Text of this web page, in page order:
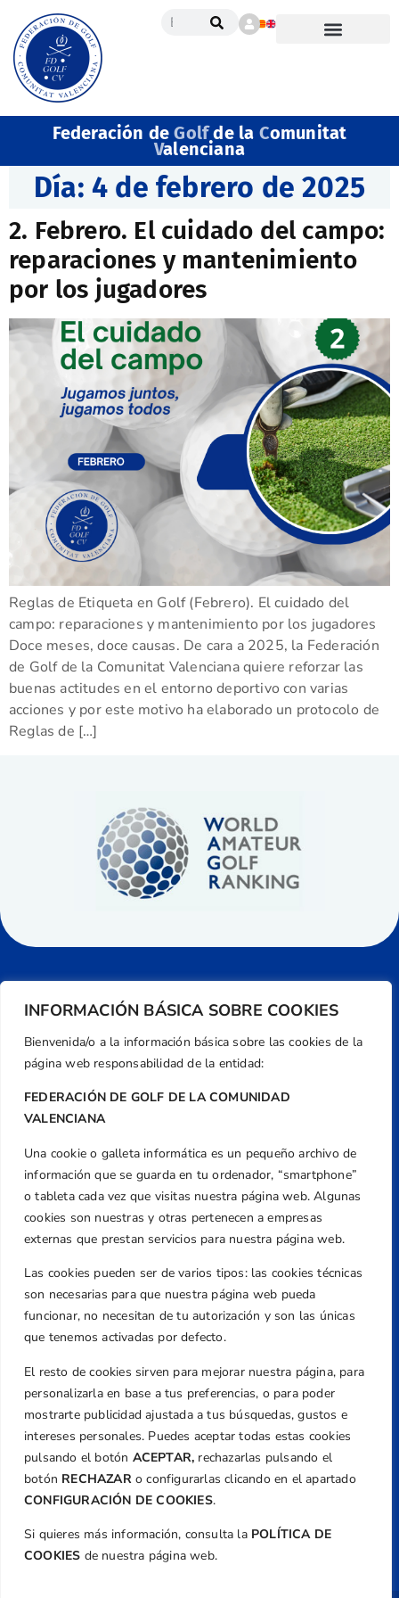
INFORMACIÓN BÁSICA SOBRE COOKIES
Bienvenida/o a la información básica sobre las cookies de la
página web responsabilidad de la entidad:
FEDERACIÓN DE GOLF DE LA COMUNIDAD
VALENCIANA
Una cookie o galleta informática es un pequeño archivo de
información que se guarda en tu ordenador, “smartphone”
o tableta cada vez que visitas nuestra página web. Algunas
cookies son nuestras y otras pertenecen a empresas
externas que prestan servicios para nuestra página web.
Las cookies pueden ser de varios tipos: las cookies técnicas
son necesarias para que nuestra página web pueda
funcionar, no necesitan de tu autorización y son las únicas
que tenemos activadas por defecto.
El resto de cookies sirven para mejorar nuestra página, para
personalizarla en base a tus preferencias, o para poder
mostrarte publicidad ajustada a tus búsquedas, gustos e
intereses personales. Puedes aceptar todas estas cookies
pulsando el botón ACEPTAR, rechazarlas pulsando el
botón RECHAZARo configurarlas clicando en el apartado
CONFIGURACIÓN DE COOKIES.
Si quieres más información, consulta la POLÍTICA DE
COOKIES de nuestra página web.
Federación deGolfde la Comunitat
Valenciana
Día: 4 de febrero de 2025
2. Febrero. El cuidado del campo:
reparaciones y mantenimiento
por los jugadores
Reglas de Etiqueta en Golf (Febrero). El cuidado del
campo: reparaciones y mantenimiento por los jugadores
Doce meses, doce causas. De cara a 2025, la Federación
de Golf de la Comunitat Valenciana quiere reforzar las
buenas actitudes en el entorno deportivo con varias
acciones y por este motivo ha elaborado un protocolo de
Reglas de […]
Dirección
Centre de L´Esport, Carrer d'Isaac Peral i
Caballero, Nº 5, Despachos 2 y 3, 46980,
Valencia
Teléfono
+34 961 367 799
Email
federacion@golfcv.com
Aviso Legal
Política de Privacidad
Transparencia
Normativa
Federación